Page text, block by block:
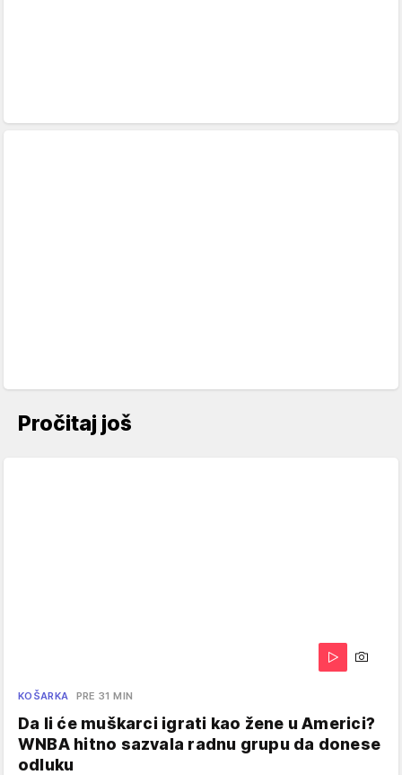
Pročitaj još
KOŠARKA PRE 31 MIN
Da li će muškarci igrati kao žene u Americi?
WNBA hitno sazvala radnu grupu da donese
odluku